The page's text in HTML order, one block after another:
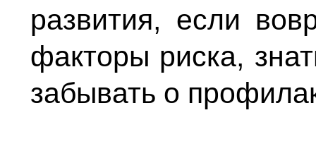
развития, если
факторы риска,
забывать о